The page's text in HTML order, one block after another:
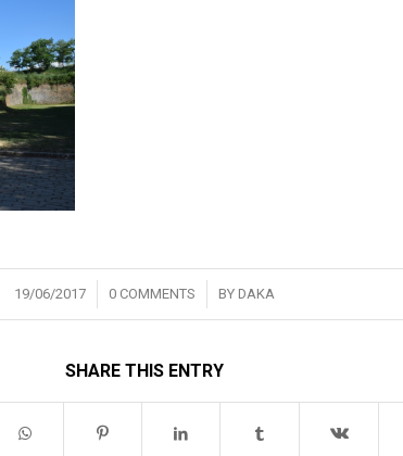
19/06/2017
/ 0 COMMENTS
/ BY DAKA
SHARE THIS ENTRY